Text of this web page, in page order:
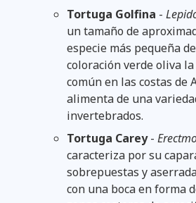
Tortuga Golfina -
un tamaño de
especie más pequeña
coloración verde oliva
común en las costas de
alimenta de una
invertebrados.
Tortuga Carey-
caracteriza por su
sobrepuestas y
con una boca en forma